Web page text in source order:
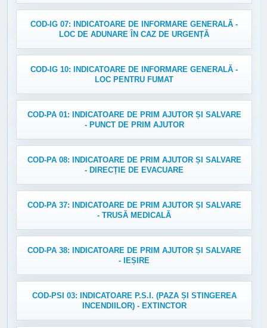
COD-IG 07: INDICATOARE DE INFORMARE GENERALĂ -
LOC DE ADUNARE ÎN CAZ DE URGENȚĂ
COD-IG 10: INDICATOARE DE INFORMARE GENERALĂ -
LOC PENTRU FUMAT
COD-PA 01: INDICATOARE DE PRIM AJUTOR ȘI SALVARE
- PUNCT DE PRIM AJUTOR
COD-PA 08: INDICATOARE DE PRIM AJUTOR ȘI SALVARE
- DIRECȚIE DE EVACUARE
COD-PA 37: INDICATOARE DE PRIM AJUTOR ȘI SALVARE
- TRUSĂ MEDICALĂ
COD-PA 38: INDICATOARE DE PRIM AJUTOR ȘI SALVARE
- IEȘIRE
COD-PSI 03: INDICATOARE P.S.I. (PAZA ȘI STINGEREA
INCENDIILOR) - EXTINCTOR